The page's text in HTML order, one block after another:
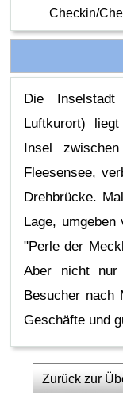
Checkin/
Die Inselstadt
Luftkurort)
Insel
Fleesensee,
Drehbrücke.
Lage, umgeben
"Perle der
Aber nicht
Besucher nach
Geschäfte und
Zurück zur